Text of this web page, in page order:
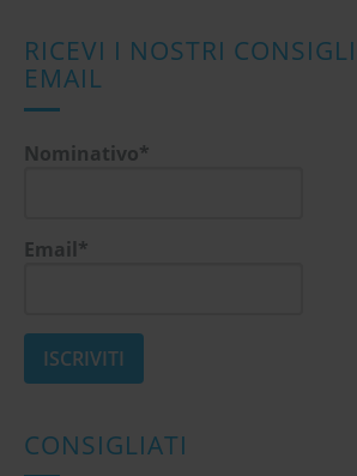
RICEVI I NOSTRI
EMAIL
Nominativo*
Email*
CONSIGLIATI